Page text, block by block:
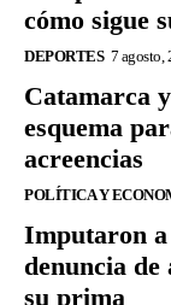
cómo sigue
DEPORTES 7 agosto,
Catamarca
esquema
acreencias
POLÍTICA Y
Imputaron
denuncia de
su prima